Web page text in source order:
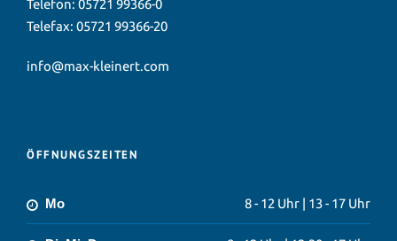
Telefon: 05721 99366-0
Telefax: 05721 99366-20
info@max-kleinert.com
ÖFFNUNGSZEITEN
Mo 8 - 12 Uhr | 13 - 17 Uhr